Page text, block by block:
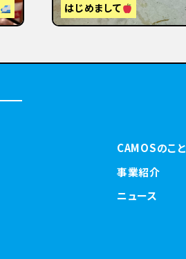
はじめまして
CAMOSのこと
事業紹介
ニュース